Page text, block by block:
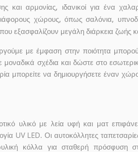
και αρμονίας, ιδανικοί για ένα
χώρους, όπως σαλόνια,
εξασφαλίζουν μεγάλη διάρκεια ζωής
με έμφαση στην ποιότητα
σχέδια και δώστε στο
μπορείτε να δημιουργήσετε έναν
υλικό με λεία υφή και ματ
UV LED. Οι αυτοκόλλητες
κόλλα για σταθερή πρόσφυση